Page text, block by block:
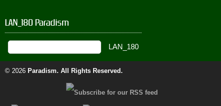
LAN_180 Paradism
© 2026 Paradism. All Rights Reserved.